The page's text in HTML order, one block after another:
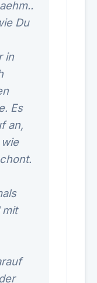
Du
in
Es
an,